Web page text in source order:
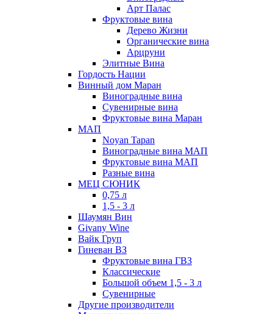
Арт Палас
Фруктовые вина
Дерево Жизни
Органические вина
Арцруни
Элитные Вина
Гордость Нации
Винный дом Маран
Виноградные вина
Сувенирные вина
Фруктовые вина Маран
МАП
Noyan Tapan
Виноградные вина МАП
Фруктовые вина МАП
Разные вина
МЕЦ СЮНИК
0,75 л
1,5 - 3 л
Шаумян Вин
Givany Wine
Вайк Груп
Гиневан ВЗ
Фруктовые вина ГВЗ
Классические
Большой объем 1,5 - 3 л
Сувенирные
Другие производители